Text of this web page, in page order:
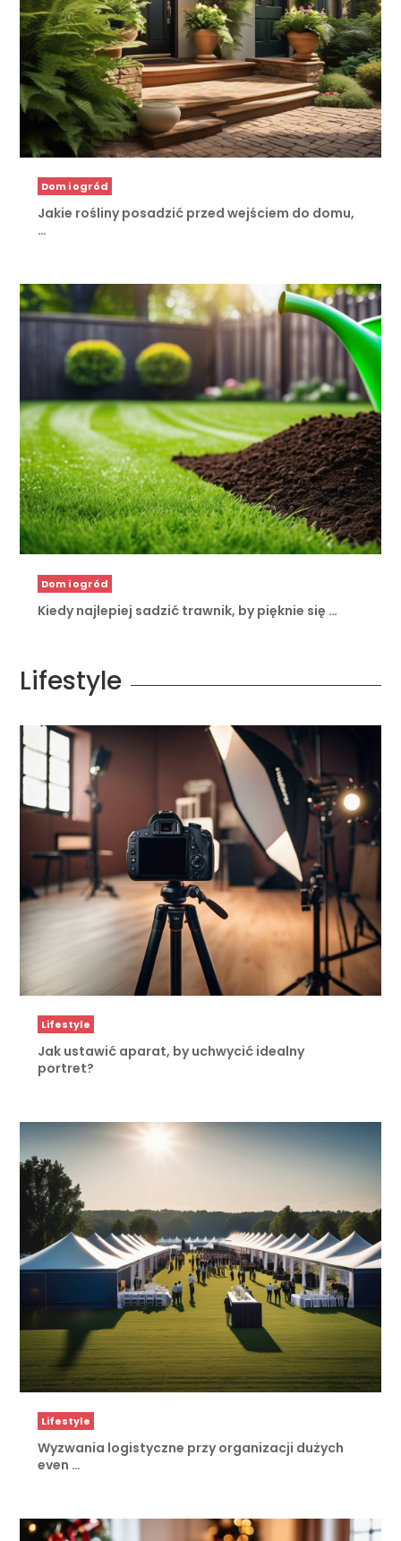
Dom i ogród
Jakie rośliny posadzić przed wejściem do domu,
…
Dom i ogród
Kiedy najlepiej sadzić trawnik, by pięknie się …
Lifestyle
Lifestyle
Jak ustawić aparat, by uchwycić idealny
portret?
Lifestyle
Wyzwania logistyczne przy organizacji dużych
even …